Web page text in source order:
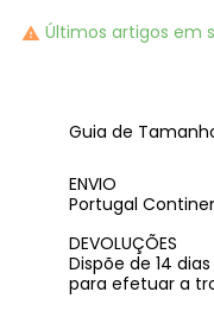
 Últimos artigos em
Guia de
ENVIO
Portugal
DEVOLUÇÕES
Dispõe de 14
para efetuar a